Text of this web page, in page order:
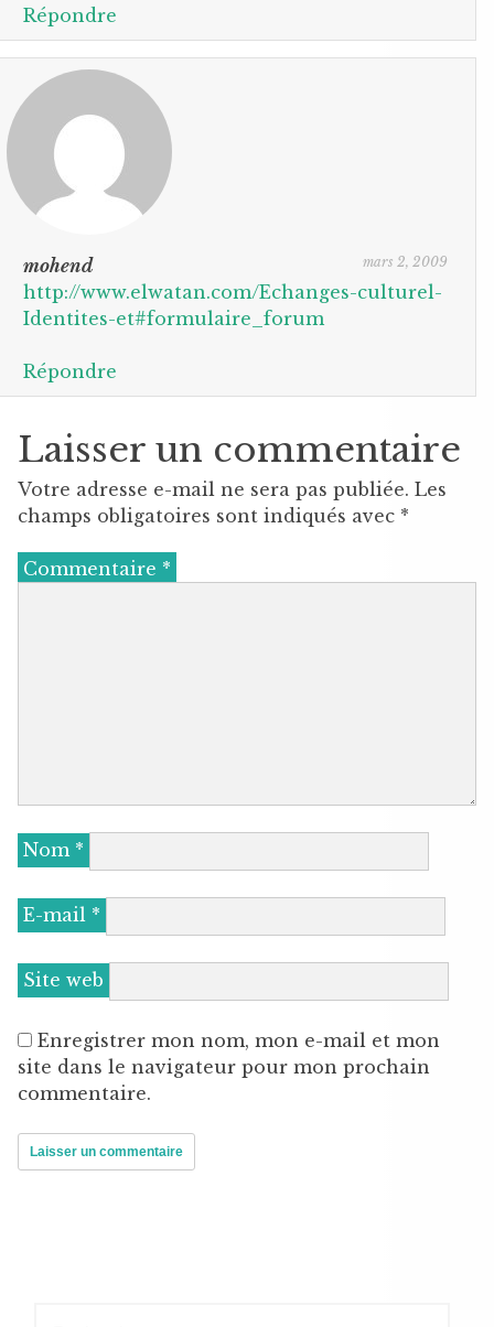
Répondre
mohend mars 2, 2009
http://www.elwatan.com/Echanges-culturel-
Identites-et#formulaire_forum
Répondre
Laisser un commentaire
Votre adresse e-mail ne sera pas publiée. Les
champs obligatoires sont indiqués avec *
Commentaire *
Nom *
E-mail *
Site web
Enregistrer mon nom, mon e-mail et mon
site dans le navigateur pour mon prochain
commentaire.